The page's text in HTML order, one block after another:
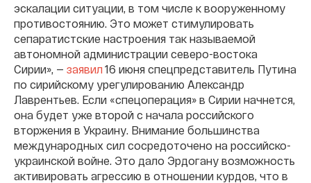
эскалации ситуации, в том числе к вооруженному
противостоянию. Это может стимулировать
сепаратистские настроения так называемой
автономной администрации северо-востока
Сирии», — заявил 16 июня спецпредставитель Путина
по сирийскому урегулированию Александр
Лаврентьев. Если «спецоперация» в Сирии начнется,
она будет уже второй с начала российского
вторжения в Украину. Внимание большинства
международных сил сосредоточено на российско-
украинской войне. Это дало Эрдогану возможность
активировать агрессию в отношении курдов, что в